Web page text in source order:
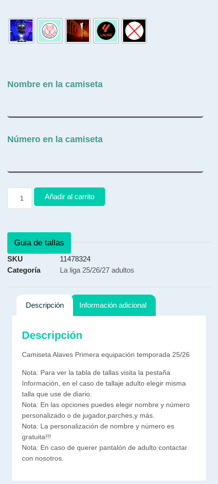
Nombre en la camiseta
Número en la camiseta
Añadir al carrito
Guia de tallas
SKU
11478324
Categoría
La liga 25/26/27 adultos
Descripción Información adicional
Descripción
Camiseta Alaves Primera equipación temporada 25/26
Nota: Para ver la tabla de tallas visita la pestaña
Información, en el caso de tallaje adulto elegir misma
talla que use de diario.
Nota: En las opciones puedes elegir nombre y número
personalizado o de jugador,parches,y más.
Nota: La personalización de nombre y número es
gratuita!!!
Nota: En caso de querer pantalón de adulto contactar
con nosotros.